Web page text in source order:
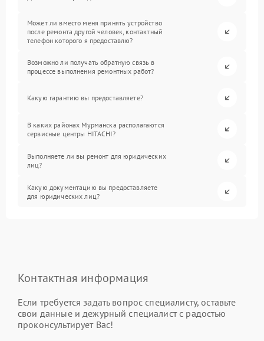
Может ли вместо меня принять устройство
после ремонта другой человек, контактный
телефон которого я предоставлю?
Возможно ли получать обратную связь в
процессе выполнения ремонтных работ?
Какую гарантию вы предоставляете?
В каких районах Мурманска располагаются
сервисные центры HITACHI?
Выполняете ли вы ремонт для юридических
лиц?
Какую документацию вы предоставляете
для юридических лиц?
Контактная информация
Если требуется задать вопрос специалисту, оставьте
свои данные и дежурный специалист с радостью
проконсультирует Вас!